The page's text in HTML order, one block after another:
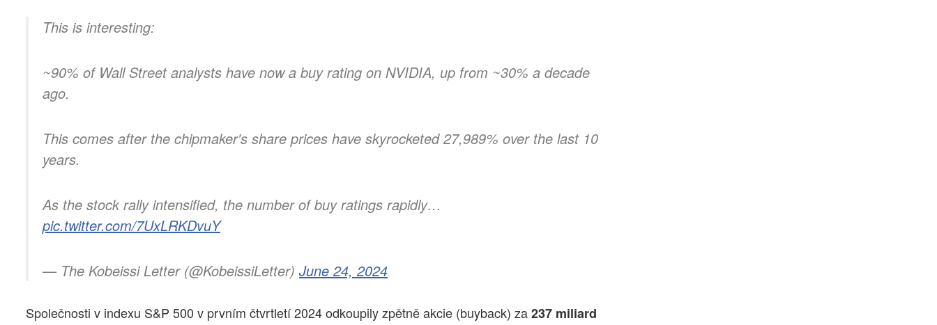
This is interesting:
~90% of Wall Street analysts have now a buy rating on NVIDIA, up from ~30% a decade
ago.
This comes after the chipmaker's share prices have skyrocketed 27,989% over the last 10
years.
As the stock rally intensified, the number of buy ratings rapidly…
pic.twitter.com/7UxLRKDvuY
— The Kobeissi Letter (@KobeissiLetter) June 24, 2024
Společnosti v indexu S&P 500 v prvním čtvrtletí 2024 odkoupily zpětně akcie (buyback) za237 miliard